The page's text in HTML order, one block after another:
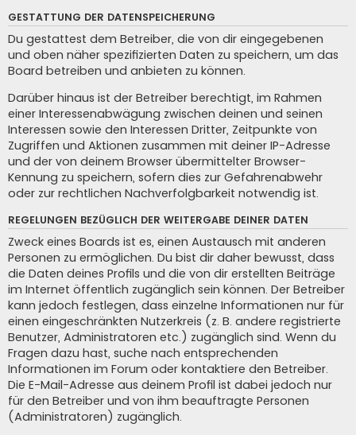
GESTATTUNG DER DATENSPEICHERUNG
Du gestattest dem Betreiber, die von dir eingegebenen
und oben näher spezifizierten Daten zu speichern, um das
Board betreiben und anbieten zu können.
Darüber hinaus ist der Betreiber berechtigt, im Rahmen
einer Interessenabwägung zwischen deinen und seinen
Interessen sowie den Interessen Dritter, Zeitpunkte von
Zugriffen und Aktionen zusammen mit deiner IP-Adresse
und der von deinem Browser übermittelter Browser-
Kennung zu speichern, sofern dies zur Gefahrenabwehr
oder zur rechtlichen Nachverfolgbarkeit notwendig ist.
REGELUNGEN BEZÜGLICH DER WEITERGABE DEINER DATEN
Zweck eines Boards ist es, einen Austausch mit anderen
Personen zu ermöglichen. Du bist dir daher bewusst, dass
die Daten deines Profils und die von dir erstellten Beiträge
im Internet öffentlich zugänglich sein können. Der Betreiber
kann jedoch festlegen, dass einzelne Informationen nur für
einen eingeschränkten Nutzerkreis (z. B. andere registrierte
Benutzer, Administratoren etc.) zugänglich sind. Wenn du
Fragen dazu hast, suche nach entsprechenden
Informationen im Forum oder kontaktiere den Betreiber.
Die E-Mail-Adresse aus deinem Profil ist dabei jedoch nur
für den Betreiber und von ihm beauftragte Personen
(Administratoren) zugänglich.